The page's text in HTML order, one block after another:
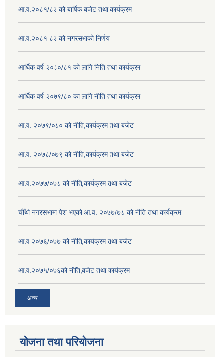
आ.व.२०८१/८२ को बार्षिक बजेट तथा कार्यक्रम
आ.व.२०८१ ८२ को नगरसभाको निर्णय
आर्थिक वर्ष २०८०/८१ को लागि निति तथा कार्यक्रम
आर्थिक वर्ष २०७९/८० का लागि नीति तथा कार्यक्रम
आ.व. २०७९/०८० को नीति,कार्यक्रम तथा बजेट
आ.व. २०७८/०७९ को नीति,कार्यक्रम तथा बजेट
आ.व.२०७७/०७८ को नीति,कार्यक्रम तथा बजेट
चौँथो नगरसभामा पेश भएको आ.व. २०७७/७८ को नीति तथा कार्यक्रम
आ.व २०७६/०७७ को नीति,कार्यक्रम तथा बजेट
आ.व.२०७५/०७६को नीति,बजेट तथा कार्यक्रम
अन्य
योजना तथा परियोजना